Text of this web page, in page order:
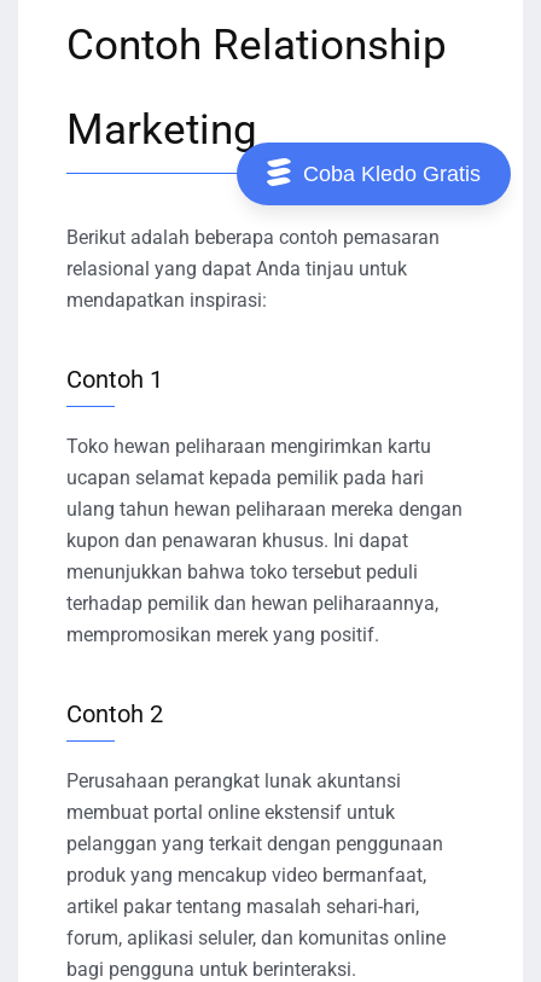
Contoh Relationship
Marketing
Berikut adalah beberapa contoh pemasaran
relasional yang dapat Anda tinjau untuk
mendapatkan inspirasi:
Contoh 1
Toko hewan peliharaan mengirimkan kartu
ucapan selamat kepada pemilik pada hari
ulang tahun hewan peliharaan mereka dengan
kupon dan penawaran khusus. Ini dapat
menunjukkan bahwa toko tersebut peduli
terhadap pemilik dan hewan peliharaannya,
mempromosikan merek yang positif.
Contoh 2
Perusahaan perangkat lunak akuntansi
membuat portal online ekstensif untuk
pelanggan yang terkait dengan penggunaan
produk yang mencakup video bermanfaat,
artikel pakar tentang masalah sehari-hari,
forum, aplikasi seluler, dan komunitas online
bagi pengguna untuk berinteraksi.
Coba Kledo Gratis